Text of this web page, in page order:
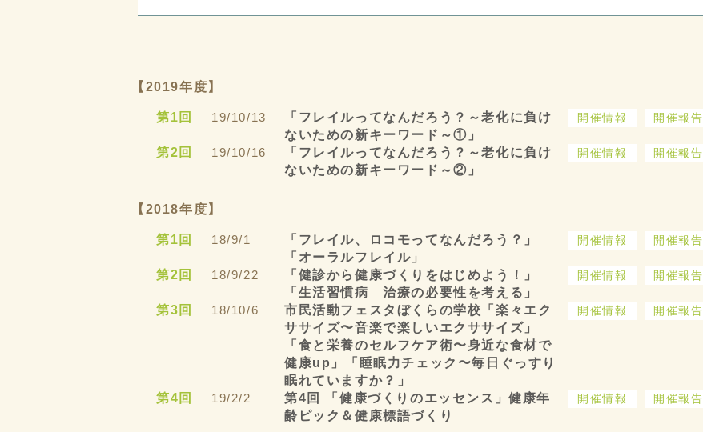
【2019年度】
第1回 19/10/13
「フレイルってなんだろう？～老化に負け
ないための新キーワード～①」
開催情報 開催報告
第2回 19/10/16
「フレイルってなんだろう？～老化に負け
ないための新キーワード～②」
開催情報 開催報告
【2018年度】
第1回 18/9/1
「フレイル、ロコモってなんだろう？」
「オーラルフレイル」
開催情報 開催報告
第2回 18/9/22
「健診から健康づくりをはじめよう！」
「生活習慣病 治療の必要性を考える」
開催情報 開催報告
第3回 18/10/6
市民活動フェスタぼくらの学校「楽々エク
ササイズ〜音楽で楽しいエクササイズ」
「食と栄養のセルフケア術〜身近な食材で
健康up」「睡眠力チェック〜毎日ぐっすり
眠れていますか？」
開催情報 開催報告
第4回 19/2/2
第4回 「健康づくりのエッセンス」健康年
齢ピック＆健康標語づくり
開催情報 開催報告